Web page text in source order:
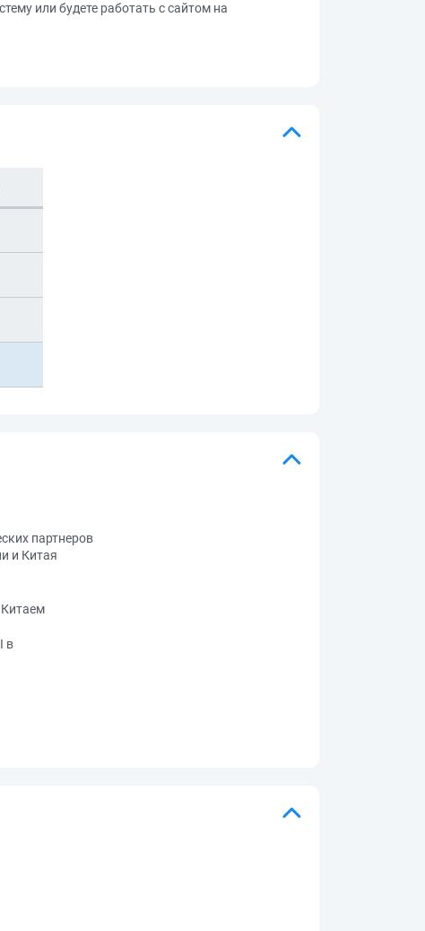
или будете работать с сайтом на
партнеров
и Китая
в